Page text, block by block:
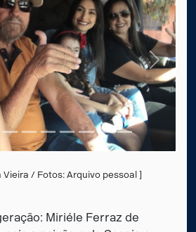
Próximo
Vieira / Fotos: Arquivo pessoal ]
Miriéle Ferraz de